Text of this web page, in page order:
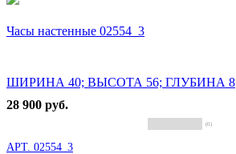
Часы настенные 02554_3
ШИРИНА 40; ВЫСОТА 56; ГЛУБИНА 8
28 900 руб.
(0)
АРТ. 02554_3